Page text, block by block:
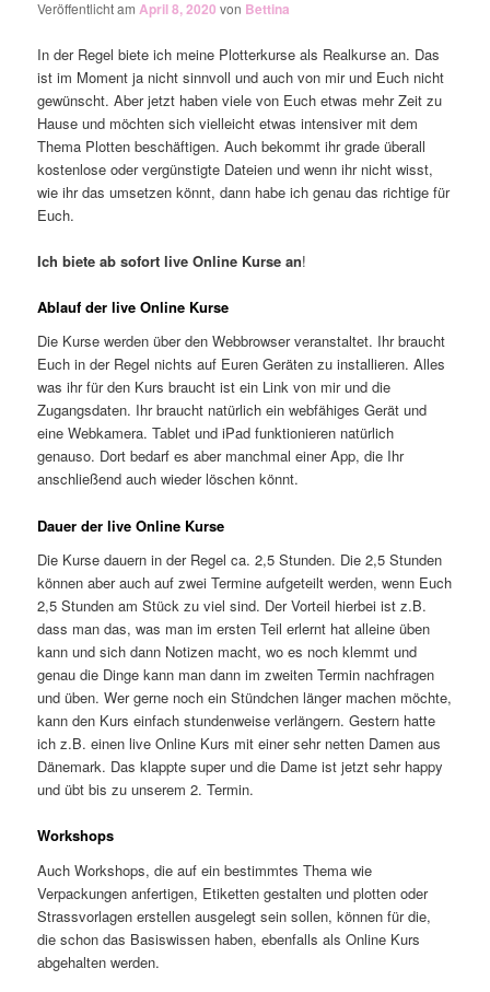
Veröffentlicht amApril 8, 2020 von Bettina
In der Regel biete ich meine Plotterkurse als Realkurse an. Das
ist im Moment ja nicht sinnvoll und auch von mir und Euch nicht
gewünscht. Aber jetzt haben viele von Euch etwas mehr Zeit zu
Hause und möchten sich vielleicht etwas intensiver mit dem
Thema Plotten beschäftigen. Auch bekommt ihr grade überall
kostenlose oder vergünstigte Dateien und wenn ihr nicht wisst,
wie ihr das umsetzen könnt, dann habe ich genau das richtige für
Euch.
Ich biete ab sofort live Online Kurse an!
Ablauf der live Online Kurse
Die Kurse werden über den Webbrowser veranstaltet. Ihr braucht
Euch in der Regel nichts auf Euren Geräten zu installieren. Alles
was ihr für den Kurs braucht ist ein Link von mir und die
Zugangsdaten. Ihr braucht natürlich ein webfähiges Gerät und
eine Webkamera. Tablet und iPad funktionieren natürlich
genauso. Dort bedarf es aber manchmal einer App, die Ihr
anschließend auch wieder löschen könnt.
Dauer der live Online Kurse
Die Kurse dauern in der Regel ca. 2,5 Stunden. Die 2,5 Stunden
können aber auch auf zwei Termine aufgeteilt werden, wenn Euch
2,5 Stunden am Stück zu viel sind. Der Vorteil hierbei ist z.B.
dass man das, was man im ersten Teil erlernt hat alleine üben
kann und sich dann Notizen macht, wo es noch klemmt und
genau die Dinge kann man dann im zweiten Termin nachfragen
und üben. Wer gerne noch ein Stündchen länger machen möchte,
kann den Kurs einfach stundenweise verlängern. Gestern hatte
ich z.B. einen live Online Kurs mit einer sehr netten Damen aus
Dänemark. Das klappte super und die Dame ist jetzt sehr happy
und übt bis zu unserem 2. Termin.
Workshops
Auch Workshops, die auf ein bestimmtes Thema wie
Verpackungen anfertigen, Etiketten gestalten und plotten oder
Strassvorlagen erstellen ausgelegt sein sollen, können für die,
die schon das Basiswissen haben, ebenfalls als Online Kurs
abgehalten werden.